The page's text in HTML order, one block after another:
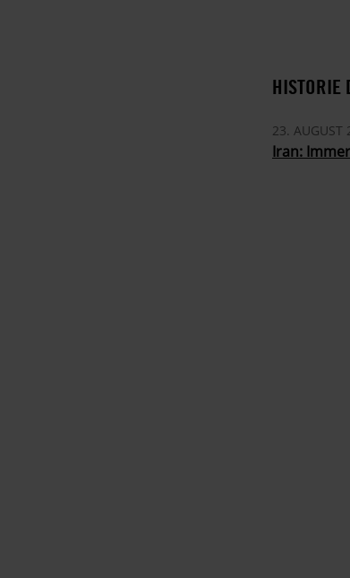
HISTORIE
23. AUGUST
Iran: